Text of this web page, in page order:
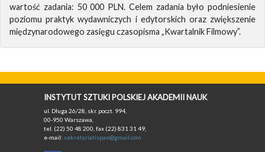
wartość zadania: 50 000 PLN. Celem zadania było podniesienie
poziomu praktyk wydawniczych i edytorskich oraz zwiększenie
międzynarodowego zasięgu czasopisma „Kwartalnik Filmowy”.
INSTYTUT SZTUKI POLSKIEJ AKADEMII NAUK
ul. Długa 26/28, skr. poczt. 994,
00-950 Warszawa,
tel. (22) 50 48 200, fax (22) 831 31 49,
e-mail: sekretariatispan@gmail.com